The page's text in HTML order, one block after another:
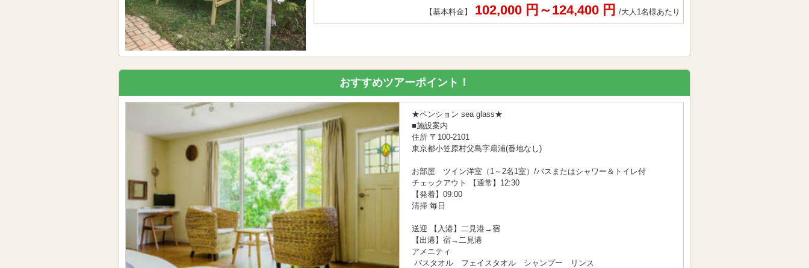
【基本料金】 102,000 円～124,400 円 /大人1名様あたり
おすすめツアーポイント！
★ペンション sea glass★
■施設案内
住所 〒100-2101
東京都小笠原村父島字扇浦(番地なし)
お部屋 ツイン洋室（1～2名1室）/バスまたはシャワー＆トイレ付
チェックアウト 【通常】12:30
【発着】09:00
清掃 毎日
送迎 【入港】二見港→宿
【出港】宿→二見港
アメニティ
バスタオル フェイスタオル シャンプー リンス